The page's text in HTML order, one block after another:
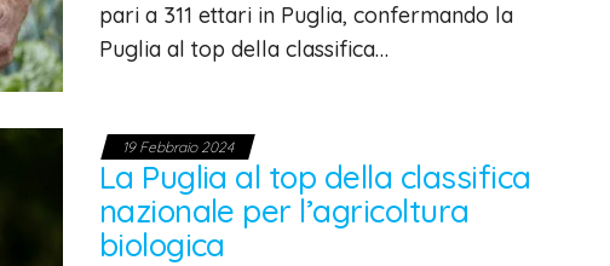
pari a 311 ettari in Puglia, confermando la
Puglia al top della classifica…
19 Febbraio 2024
La Puglia al top della classifica
nazionale per l’agricoltura
biologica